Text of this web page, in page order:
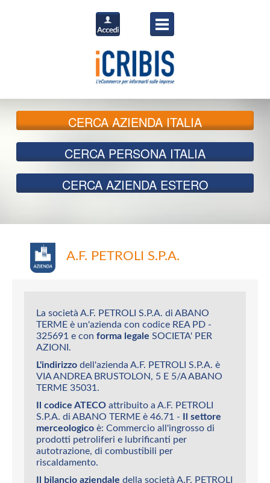
CERCAAZIENDA ITALIA
CERCA PERSONA ITALIA
CERCA AZIENDA ESTERO
A.F. PETROLI S.P.A.
La società A.F. PETROLI S.P.A. di ABANO
TERME è un'azienda con codice REA PD -
325691 e con forma legale SOCIETA' PER
AZIONI.
L'indirizzo dell'azienda A.F. PETROLI S.P.A. è
VIA ANDREA BRUSTOLON, 5 E 5/A ABANO
TERME 35031.
Il codice ATECO attribuito a A.F. PETROLI
S.P.A. di ABANO TERME è 46.71 - Il settore
merceologico è: Commercio all'ingrosso di
prodotti petroliferi e lubrificanti per
autotrazione, di combustibili per
riscaldamento.
Il bilancio aziendale della società A.F. PETROLI